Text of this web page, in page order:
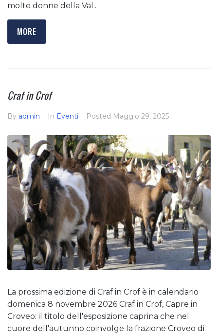
molte donne della Val...
MORE
Craf in Crof
By admin In Eventi Posted Maggio 29, 2025
La prossima edizione di Craf in Crof è in calendario
domenica 8 novembre 2026 Craf in Crof, Capre in
Croveo: il titolo dell'esposizione caprina che nel
cuore dell'autunno coinvolge la frazione Croveo di